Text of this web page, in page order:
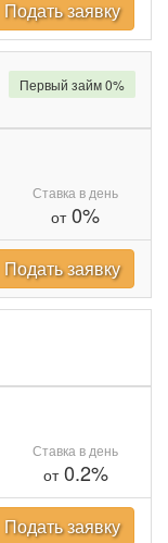
Подать заявку
Ставка в день
от0%
Первый займ 0%
Подать заявку
Ставка в день
от0.2%
Подать заявку